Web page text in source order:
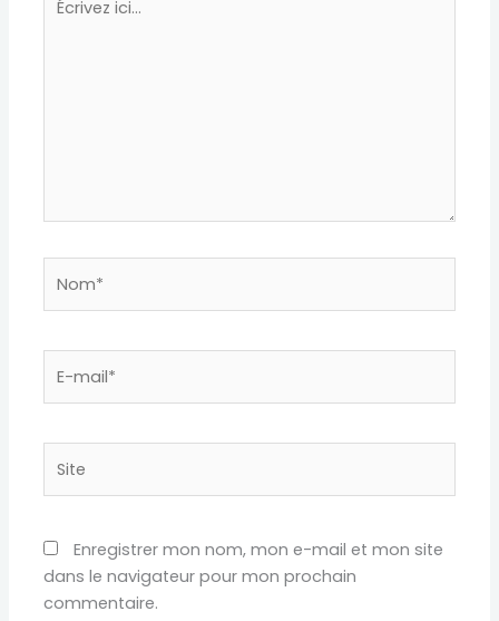
ici…
mail*
Enregistrer mon nom, mon e-mail et mon site
dans le navigateur pour mon prochain
commentaire.